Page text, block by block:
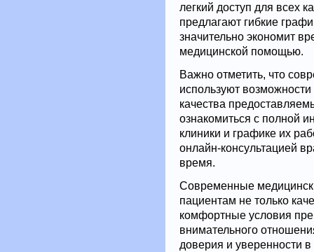
легкий доступ для всех
предлагают гибкие
значительно экономит
медицинской помощью.
Важно отметить, что
используют
качества
ознакомиться с полной
клиники и графике их
онлайн-консультацией
время.
Современные
пациентам не только
комфортные условия
внимательного
доверия и уверенности